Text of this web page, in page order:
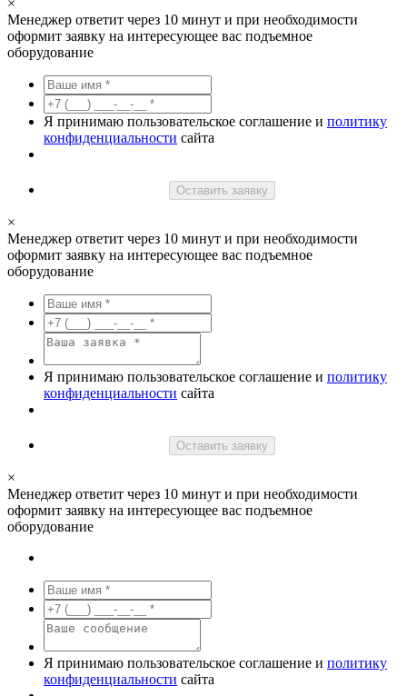
×
Менеджер ответит через 10 минут и при необходимости
оформит заявку на интересующее вас подъемное
оборудование
Я принимаю пользовательское соглашение и политику
конфиденциальности сайта
Оставить заявку
×
Менеджер ответит через 10 минут и при необходимости
оформит заявку на интересующее вас подъемное
оборудование
Я принимаю пользовательское соглашение и политику
конфиденциальности сайта
Оставить заявку
×
Менеджер ответит через 10 минут и при необходимости
оформит заявку на интересующее вас подъемное
оборудование
Я принимаю пользовательское соглашение и политику
конфиденциальности сайта